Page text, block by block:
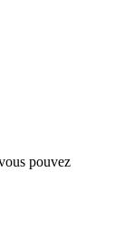
pouvez